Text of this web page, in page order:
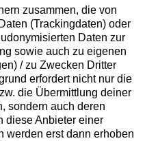
zusammen, die von
(Trackingdaten) oder
Daten zur
sowie auch zu eigenen
/ zu Zwecken Dritter
erfordert nicht nur die
die Übermittlung deiner
sondern auch deren
diese Anbieter einer
werden erst dann erhoben